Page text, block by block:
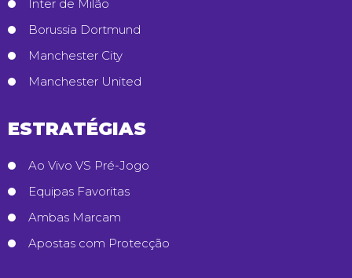
Inter de Milão
Borussia Dortmund
Manchester City
Manchester United
ESTRATÉGIAS
Ao Vivo VS Pré-Jogo
Equipas Favoritas
Ambas Marcam
Apostas com Protecção